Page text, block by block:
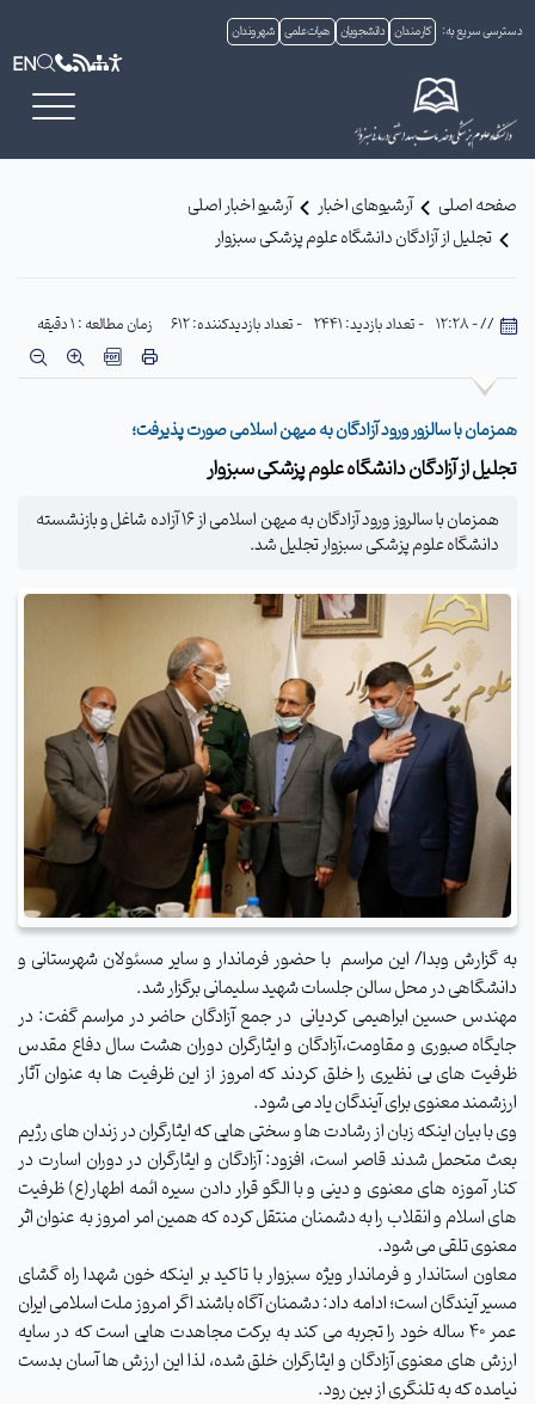
دسترسی سریع به: کارمندان دانشجویان هیات علمی شهروندان
EN
صفحه اصلی آرشیوهای اخبار
آرشیو اخبار اصلی
تجلیل از آزادگان دانشگاه علوم پزشکی سبزوار
// - 12:28 - تعداد بازدید: 2441 - تعداد بازدیدکننده: 612 زمان مطالعه : 1 دقیقه
همزمان با سالزور ورود آزادگان به میهن اسلامی صورت پذیرفت؛
تجلیل از آزادگان دانشگاه علوم پزشکی سبزوار
همزمان با سالروز ورود آزادگان به میهن اسلامی از 16 آزاده شاغل و بازنشسته
دانشگاه علوم پزشکی سبزوار تجلیل شد.
به گزارش وبدا/ این مراسم با حضور فرماندار و سایر مسئولان شهرستانی و
دانشگاهی در محل سالن جلسات شهید سلیمانی برگزار شد.
مهندس حسین ابراهیمی کردیانی در جمع آزادگان حاضر در مراسم گفت: در
جایگاه صبوری و مقاومت،آزادگان و ایثارگران دوران هشت سال دفاع مقدس
ظرفیت های بی نظیری را خلق کردند که امروز از این ظرفیت ها به عنوان آثار
ارزشمند معنوی برای آیندگان یاد می شود.
وی با بیان اینکه زبان از رشادت ها و سختی هایی که ایثارگران در زندان های رژیم
بعث متحمل شدند قاصر است، افزود: آزادگان و ایثارگران در دوران اسارت در
کنار آموزه های معنوی و دینی و با الگو قرار دادن سیره ائمه اطهار(ع) ظرفیت
های اسلام و انقلاب را به دشمنان منتقل کرده که همین امر امروز به عنوان اثر
معنوی تلقی می شود.
معاون استاندار و فرماندار ویژه سبزوار با تاکید بر اینکه خون شهدا راه گشای
مسیر آیندگان است؛ ادامه داد: دشمنان آگاه باشند اگر امروز ملت اسلامی ایران
عمر 40 ساله خود را تجربه می کند به برکت مجاهدت هایی است که در سایه
ارزش های معنوی آزادگان و ایثارگران خلق شده، لذا این ارزش ها آسان بدست
نیامده که به تلنگری از بین رود.